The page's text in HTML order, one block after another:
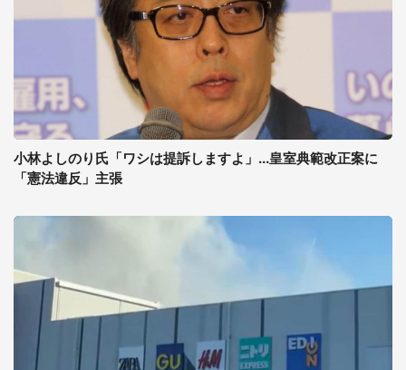
小林よしのり氏「ワシは提訴しますよ」...皇室典範改正案に
「憲法違反」主張